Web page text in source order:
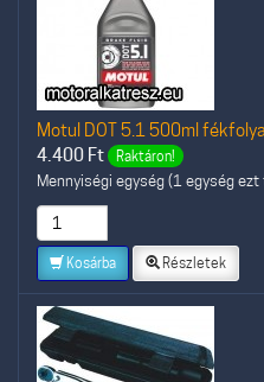
Motul DOT 5.1 500ml
4.400 Ft Raktáron!
Mennyiségi egység (1 egység
Kosárba Részletek